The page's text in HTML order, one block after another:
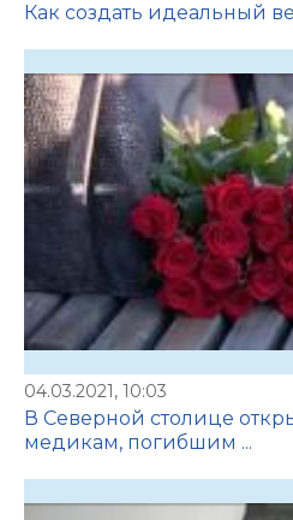
Как создать идеальный
04.03.2021, 10:03
В Северной столице
медикам, погибшим ...